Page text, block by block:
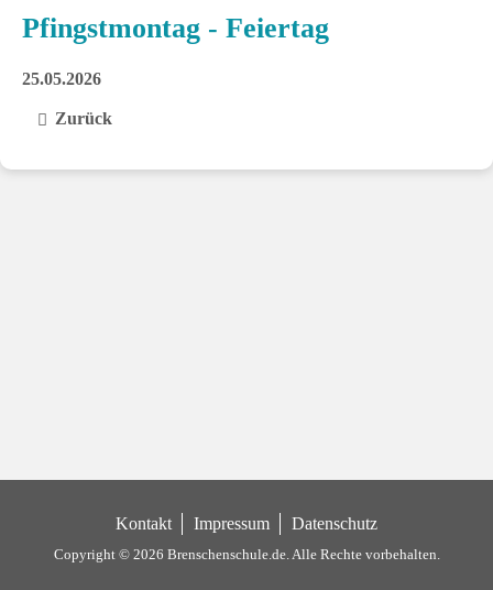
Pfingstmontag - Feiertag
25.05.2026
Zurück
Copyright © 2026 Brenschenschule.de.Alle Rechte vorbehalten.
Kontakt Impressum Datenschutz